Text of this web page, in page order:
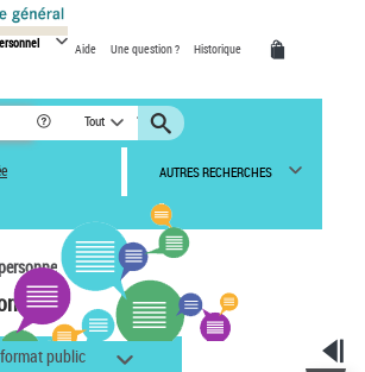
Aide Une question ? Historique
Tout
AUTRES RECHERCHES
public